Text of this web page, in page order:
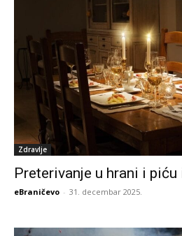
Zdravlje
Preterivanje u hrani i
eBraničevo - 31. decembar 2025.